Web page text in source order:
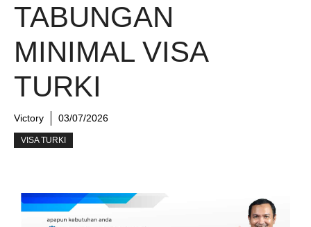
TABUNGAN
MINIMAL VISA
TURKI
Victory 03/07/2026
VISA TURKI